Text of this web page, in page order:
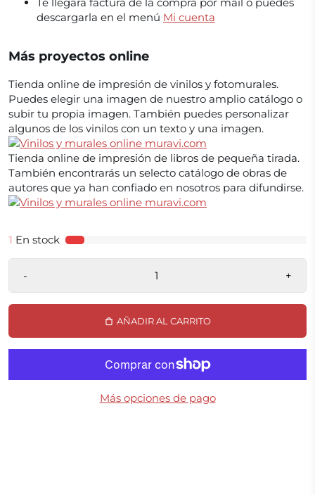
descargarla en el menú Mi cuenta
Más proyectos online
Tienda online de impresión de vinilos y fotomurales.
Puedes elegir una imagen de nuestro amplio catálogo o
subir tu propia imagen. También puedes personalizar
algunos de los vinilos con un texto y una imagen.
Tienda online de impresión de libros de pequeña tirada.
También encontrarás un selecto catálogo de obras de
autores que ya han confiado en nosotros para difundirse.
1 En stock
- +
AÑADIR AL CARRITO
Más opciones de pago